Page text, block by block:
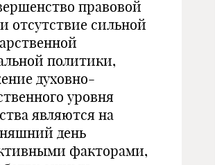
правовой
отсутствие сильной
политики,
духовно-
уровня
являются на
день
факторами,